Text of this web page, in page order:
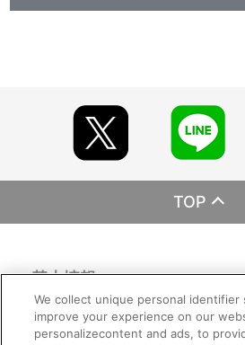
TOP
基本情報
利用規約 特定商取引法に基づく表示 プライバ
ご利用情報
We collect unique personal identifier
improve your experience on our
personalizecontent and ads, to